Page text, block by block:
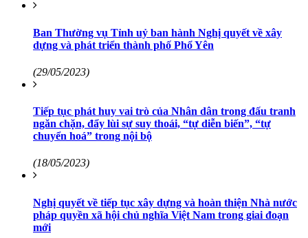
Ban Thường vụ Tỉnh uỷ ban hành Nghị quyết về xây
dựng và phát triển thành phố Phổ Yên
(29/05/2023)
Tiếp tục phát huy vai trò của Nhân dân trong đấu tranh
ngăn chặn, đẩy lùi sự suy thoái, “tự diễn biến”, “tự
chuyển hoá” trong nội bộ
(18/05/2023)
Nghị quyết về tiếp tục xây dựng và hoàn thiện Nhà nước
pháp quyền xã hội chủ nghĩa Việt Nam trong giai đoạn
mới